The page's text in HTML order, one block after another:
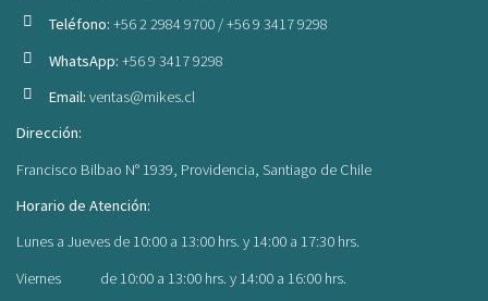
Teléfono: +56 2 2984 9700 / +56 9 3417 9298
WhatsApp: +56 9 3417 9298
Email: ventas@mikes.cl
Dirección:
Francisco Bilbao N° 1939, Providencia, Santiago de Chile
Horario de Atención:
Lunes a Jueves de 10:00 a 13:00 hrs. y 14:00 a 17:30 hrs.
Viernes de 10:00 a 13:00 hrs. y 14:00 a 16:00 hrs.